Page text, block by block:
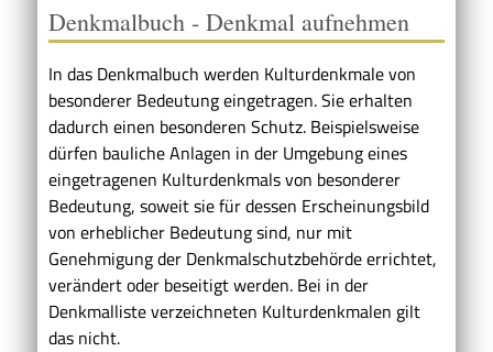
Denkmalbuch - Denkmal aufnehmen
In das Denkmalbuch werden Kulturdenkmale von
besonderer Bedeutung eingetragen. Sie erhalten
dadurch einen besonderen Schutz. Beispielsweise
dürfen bauliche Anlagen in der Umgebung eines
eingetragenen Kulturdenkmals von besonderer
Bedeutung, soweit sie für dessen Erscheinungsbild
von erheblicher Bedeutung sind, nur mit
Genehmigung der Denkmalschutzbehörde errichtet,
verändert oder beseitigt werden. Bei in der
Denkmalliste verzeichneten Kulturdenkmalen gilt
das nicht.